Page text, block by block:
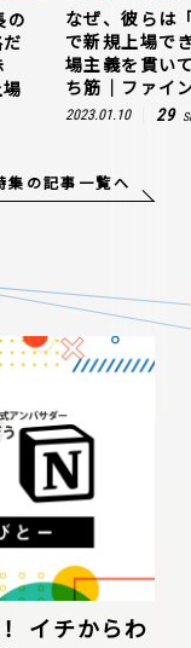
の
なぜ、彼らは
で新規上場で
場主義を貫い
ち筋｜ファイ
2023.01.10 29
集の記事一覧へ
イチからわ